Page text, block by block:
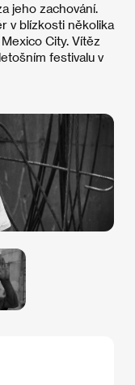
jeho zachování.
v blízkosti několika
City. Vítěz
festivalu v